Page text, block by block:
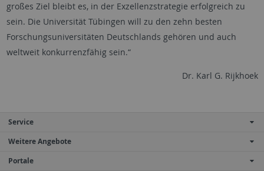
großes Ziel bleibt es, in der Exzellenzstrategie erfolgreich zu
sein. Die Universität Tübingen will zu den zehn besten
Forschungsuniversitäten Deutschlands gehören und auch
weltweit konkurrenzfähig sein.“
Dr. Karl G. Rijkhoek
Service
Weitere Angebote
Portale